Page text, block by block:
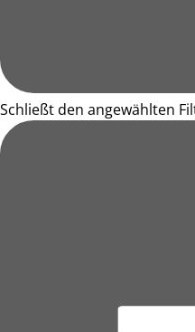
Schließt den angewählten